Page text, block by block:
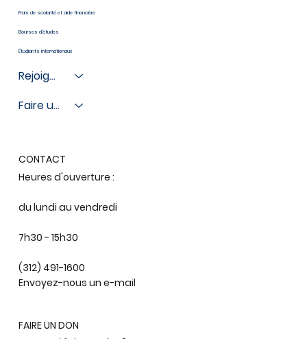
Frais de scolarité et aide financière
Bourses d'études
Étudiants internationaux
Rejoignez-nous
Faire un don
CONTACT
Heures d'ouverture :
du lundi au vendredi
7h30 - 15h30
(312) 491-1600
Envoyez-nous un e-mail
FAIRE UN DON